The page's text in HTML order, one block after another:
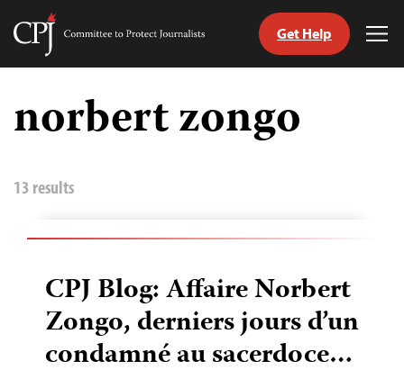
Skip
content
Committee
Journalists
Get Help
norbert zongo
13 results
CPJ Blog: Affaire Norbert
Zongo, derniers jours d’un
condamné au sacerdoce…